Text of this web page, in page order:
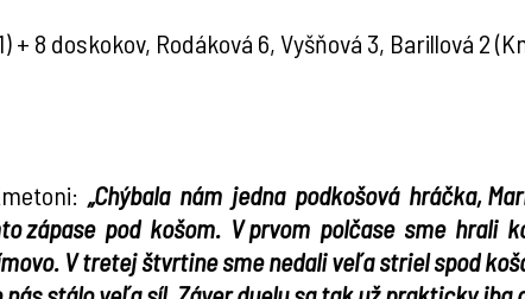
+ 8 doskokov, Rodáková 6, Vyšňová 3, Barillová 2
„Chýbala nám jedna podkošová hráčka,
zápase pod košom. V prvom polčase sme hrali
V tretej štvrtine sme nedali veľa striel spod